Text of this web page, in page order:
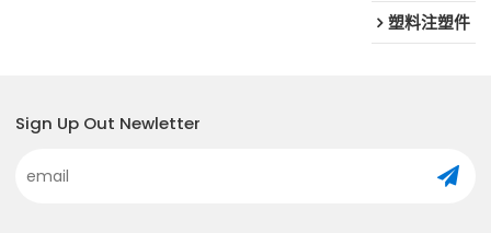
塑料注塑件
Sign Up Out Newletter